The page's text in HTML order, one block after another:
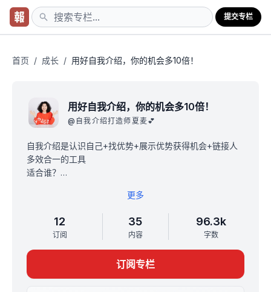
提交专栏
首页 / 成长 / 用好自我介绍，你的机会多10倍！
用好自我介绍，你的机会多10倍！
@ 自我介绍打造师夏麦💕
自我介绍是认识自己+找优势+展示优势获得机会+链接人
多效合一的工具
适合谁？
3.创业者/自由职业者/斜杠青年/知识付费老师/做副业的人
可获得：
9个认识自己找优势的方法
25个求职/社交/相亲/个人品牌自我介绍场景的方法
20个自我介绍模板，20个学员案例剖析
1个自我介绍专栏群，1个每天找优势群
更多
12
订阅
35
内容
96.3k
字数
订阅专栏